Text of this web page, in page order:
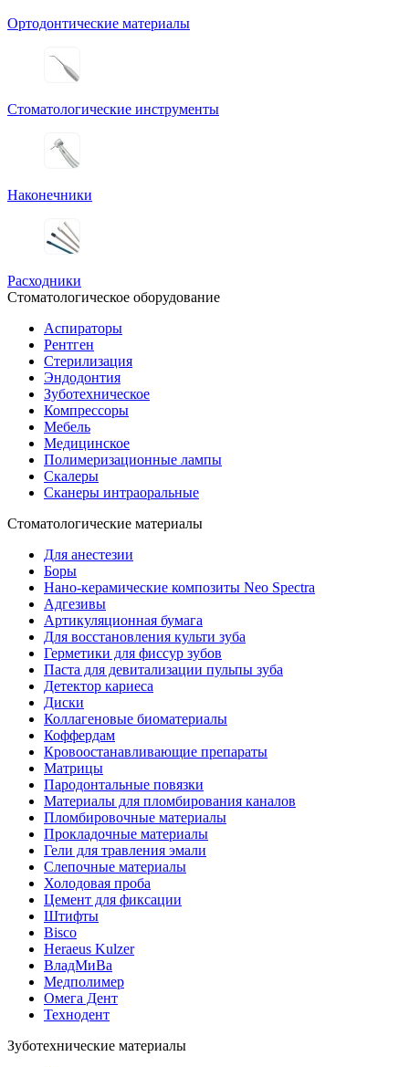
Ортодонтические материалы
Стоматологические инструменты
Наконечники
Расходники
Стоматологическое оборудование
Аспираторы
Рентген
Стерилизация
Эндодонтия
Зуботехническое
Компрессоры
Мебель
Медицинское
Полимеризационные лампы
Скалеры
Сканеры интраоральные
Стоматологические материалы
Для анестезии
Боры
Нано-керамические композиты Neo Spectra
Адгезивы
Артикуляционная бумага
Для восстановления культи зуба
Герметики для фиссур зубов
Паста для девитализации пульпы зуба
Детектор кариеса
Диски
Коллагеновые биоматериалы
Коффердам
Кровоостанавливающие препараты
Матрицы
Пародонтальные повязки
Материалы для пломбирования каналов
Пломбировочные материалы
Прокладочные материалы
Гели для травления эмали
Слепочные материалы
Холодовая проба
Цемент для фиксации
Штифты
Bisco
Heraeus Kulzer
ВладМиВа
Медполимер
Омега Дент
Технодент
Зуботехнические материалы